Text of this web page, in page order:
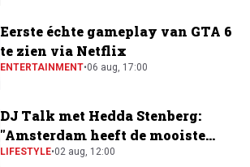
Eerste échte gameplay van GTA 6
te zien via Netflix
ENTERTAINMENT•06 aug, 17:00
DJ Talk met Hedda Stenberg:
"Amsterdam heeft de mooiste
festivalscene van Europa"
LIFESTYLE•02 aug, 12:00